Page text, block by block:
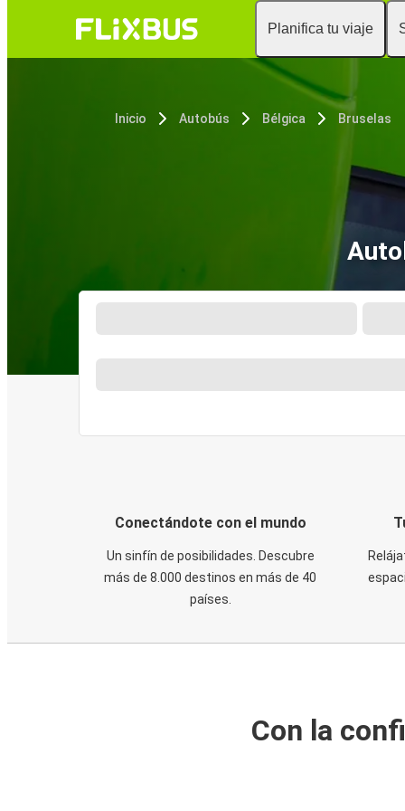
Planifica tu viaje
Inicio Autobús Bélgica Bruselas
Conectándote con el mundo
Un sinfín de posibilidades. Descubre
más de 8.000 destinos en más de 40
países.
Con la